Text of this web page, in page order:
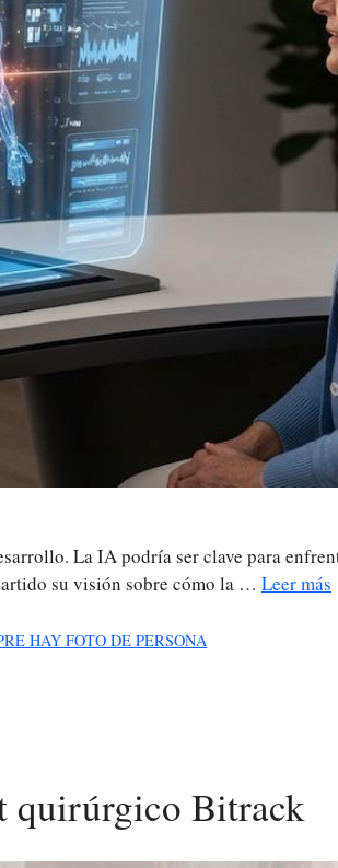
La IA podría ser clave para
su visión sobre cómo la … Leer más
HAY FOTO DE PERSONA
quirúrgico Bitrack